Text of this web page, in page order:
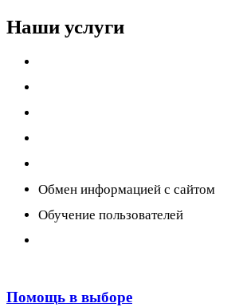
Наши услуги
Обмен информацией с сайтом
Обучение пользователей
Помощь в выборе